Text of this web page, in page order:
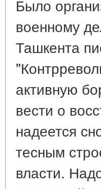
Было
военному
Ташкента
активную
вести о
надеется
тесным
власти.